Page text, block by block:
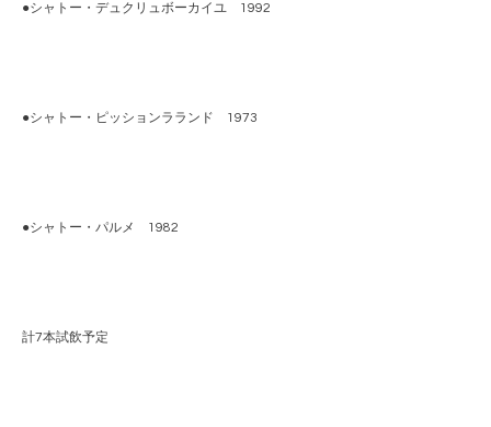
●シャトー・デュクリュボーカイユ 1992
●シャトー・ピッションラランド 1973
●シャトー・パルメ 1982
計7本試飲予定